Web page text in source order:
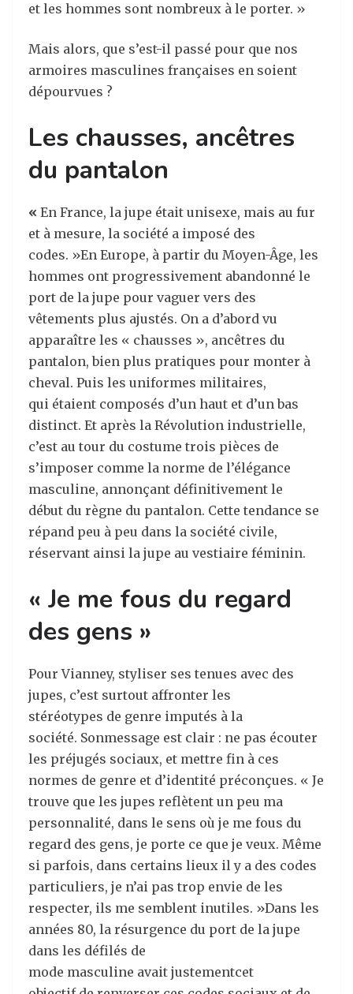
et les hommes sont nombreux à le porter. »
Mais alors, que s’est-il passé pour que nos
armoires masculines françaises en soient
dépourvues ?
Les chausses, ancêtres
du pantalon
« En France, la jupe était unisexe, mais au fur
et à mesure, la société a imposé des
codes. »En Europe, à partir du Moyen-Âge, les
hommes ont progressivement abandonné le
port de la jupe pour vaguer vers des
vêtements plus ajustés. On a d’abord vu
apparaître les « chausses », ancêtres du
pantalon, bien plus pratiques pour monter à
cheval. Puis les uniformes militaires,
qui étaient composés d’un haut et d’un bas
distinct. Et après la Révolution industrielle,
c’est au tour du costume trois pièces de
s’imposer comme la norme de l’élégance
masculine, annonçant définitivement le
début du règne du pantalon. Cette tendance se
répand peu à peu dans la société civile,
réservant ainsi la jupe au vestiaire féminin.
« Je me fous du regard
des gens »
Pour Vianney, styliser ses tenues avec des
jupes, c’est surtout affronter les
stéréotypes de genre imputés à la
société. Sonmessage est clair : ne pas écouter
les préjugés sociaux, et mettre fin à ces
normes de genre et d’identité préconçues. « Je
trouve que les jupes reflètent un peu ma
personnalité, dans le sens où je me fous du
regard des gens, je porte ce que je veux. Même
si parfois, dans certains lieux il y a des codes
particuliers, je n’ai pas trop envie de les
respecter, ils me semblent inutiles. »Dans les
années 80, la résurgence du port de la jupe
dans les défilés de
mode masculine avait justementcet